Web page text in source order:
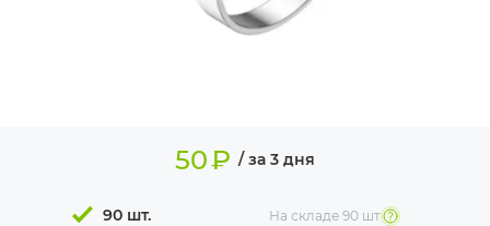
50₽ / за 3 дня
90 шт. На складе 90 шт